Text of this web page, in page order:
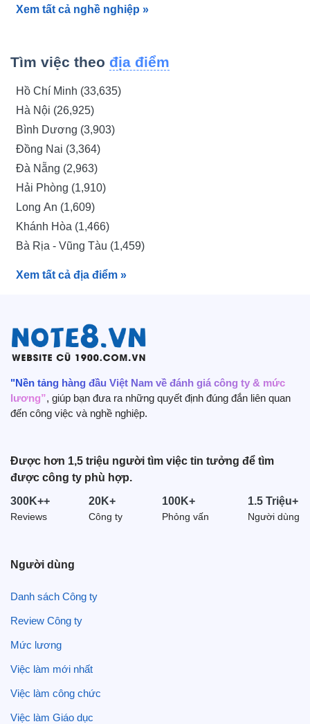
tuyển viên chức thpt thanh hóa (833)
Nhân viên kinh doanh (216)
Giám đốc kinh doanh (205)
Nhân Viên Kinh Doanh Phần Mềm (203)
Giám sát bán hàng (197)
Thực tập sinh quản lý khách hàng (197)
Kỹ sư (197)
Kế toán thanh toán (189)
Quản lý sản xuất (187)
Kỹ Sư Dự Toán (184)
Nhân viên xuất nhập khẩu (180)
Nhân viên chăm sóc khách hàng (179)
Kiểm soát viên (179)
Xem tất cả nghề nghiệp »
Tìm việc theo địa điểm
Hồ Chí Minh (33,635)
Hà Nội (26,925)
Bình Dương (3,903)
Đồng Nai (3,364)
Đà Nẵng (2,963)
Hải Phòng (1,910)
Long An (1,609)
Khánh Hòa (1,466)
Bà Rịa - Vũng Tàu (1,459)
Kiên Giang (1,333)
Quảng Ninh (941)
Tây Ninh (927)
Cần Thơ (846)
Lâm Đồng (758)
Phú Thọ (704)
Quảng Nam (633)
Thanh Hoá (585)
Hải Dương (567)
Nghệ An (556)
Ninh Bình (554)
Xem tất cả địa điểm »
"Nền tảng hàng đầu Việt Nam về đánh giá công ty & mức
lương”, giúp bạn đưa ra những quyết định đúng đắn liên quan
đến công việc và nghề nghiệp.
Được hơn 1,5 triệu người tìm việc tin tưởng để tìm
được công ty phù hợp.
300K++
Reviews
20K+
Công ty
100K+
Phỏng vấn
1.5 Triệu+
Người dùng
Người dùng
Danh sách Công ty
Review Công ty
Mức lương
Việc làm mới nhất
Việc làm công chức
Việc làm Giáo dục